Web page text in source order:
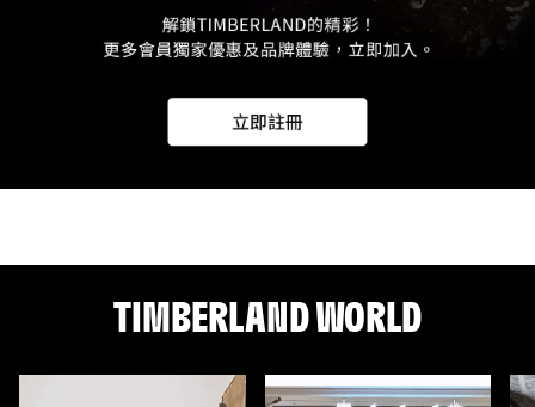
TIMBERLAND WORLD